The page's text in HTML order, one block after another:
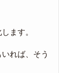
ます。
れば、そう